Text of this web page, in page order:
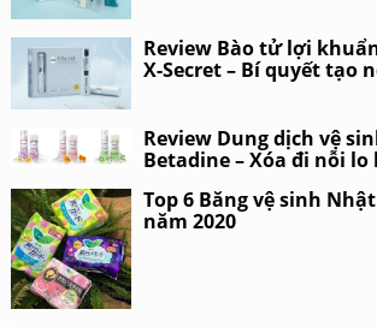
Review Bào tử lợi
X-Secret – Bí quyết tạo
Review Dung dịch vệ
Betadine – Xóa đi nỗi
Top 6 Băng vệ sinh
năm 2020